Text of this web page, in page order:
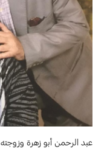
عبد الرحمن أبو زهرة وزوجته